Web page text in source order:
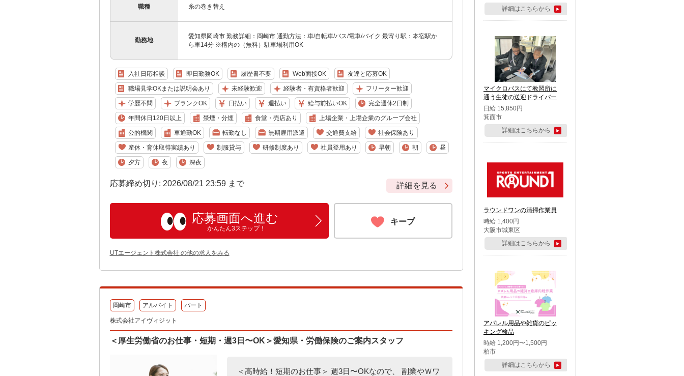
職種 糸の巻き替え
勤務地
愛知県岡崎市 勤務詳細：岡崎市 通勤方法：車/自転車/バス/電車/バイク 最寄り駅：本宿駅か
ら車14分 ※構内の（無料）駐車場利用OK
入社日応相談 即日勤務OK 履歴書不要 Web面接OK 友達と応募OK
職場見学OKまたは説明会あり 未経験歓迎 経験者・有資格者歓迎 フリーター歓迎
学歴不問 ブランクOK 日払い 週払い 給与前払いOK 完全週休2日制
年間休日120日以上 禁煙・分煙 食堂・売店あり 上場企業・上場企業のグループ会社
公的機関 車通勤OK 転勤なし 無期雇用派遣 交通費支給 社会保険あり
産休・育休取得実績あり 制服貸与 研修制度あり 社員登用あり 早朝 朝 昼
夕方 夜 深夜
応募締め切り: 2026/08/21 23:59 まで 詳細を見る
応募画面へ進む
かんたん3ステップ！
キープ
UTエージェント株式会社 の他の求人をみる
岡崎市 アルバイト パート
株式会社アイヴィジット
＜厚生労働省のお仕事・短期・週3日〜OK＞愛知県・労働保険のご案内スタッフ
＜高時給！短期のお仕事＞ 週3日〜OKなので、 副業やＷワ
喜市・蓮田市
詳細はこちらから
マイクロバスにて教習所に
通う生徒の送迎ドライバー
日給 15,850円
箕面市
詳細はこちらから
ラウンドワンの清掃作業員
時給 1,400円
大阪市城東区
詳細はこちらから
アパレル用品や雑貨のピッ
キング検品
時給 1,200円〜1,500円
柏市
詳細はこちらから